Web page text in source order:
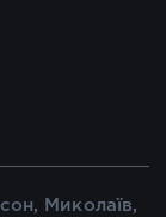
Миколаїв,